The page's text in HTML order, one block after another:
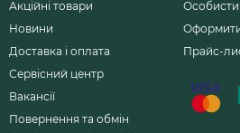
Акційні товари
Новини
Доставка і оплата
Сервісний центр
Вакансії
Повернення та обмін
Прайс-